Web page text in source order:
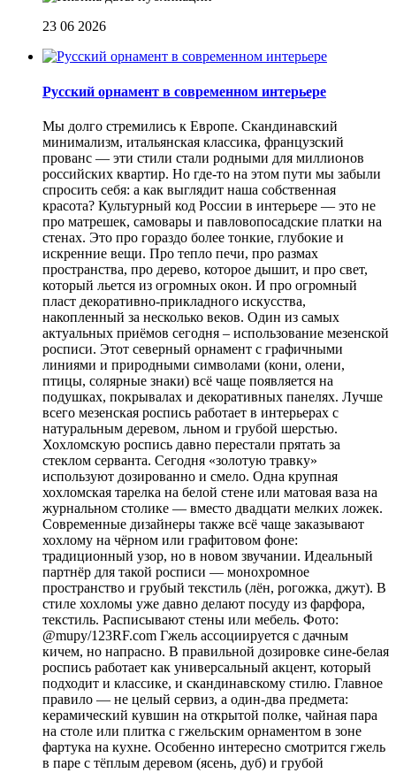
23 06 2026
Русский орнамент в современном интерьере
Мы долго стремились к Европе. Скандинавский
минимализм, итальянская классика, французский
прованс — эти стили стали родными для миллионов
российских квартир. Но где-то на этом пути мы забыли
спросить себя: а как выглядит наша собственная
красота? Культурный код России в интерьере — это не
про матрешек, самовары и павловопосадские платки на
стенах. Это про гораздо более тонкие, глубокие и
искренние вещи. Про тепло печи, про размах
пространства, про дерево, которое дышит, и про свет,
который льется из огромных окон. И про огромный
пласт декоративно-прикладного искусства,
накопленный за несколько веков. Один из самых
актуальных приёмов сегодня – использование мезенской
росписи. Этот северный орнамент с графичными
линиями и природными символами (кони, олени,
птицы, солярные знаки) всё чаще появляется на
подушках, покрывалах и декоративных панелях. Лучше
всего мезенская роспись работает в интерьерах с
натуральным деревом, льном и грубой шерстью.
Хохломскую роспись давно перестали прятать за
стеклом серванта. Сегодня «золотую травку»
используют дозированно и смело. Одна крупная
хохломская тарелка на белой стене или матовая ваза на
журнальном столике — вместо двадцати мелких ложек.
Современные дизайнеры также всё чаще заказывают
хохлому на чёрном или графитовом фоне:
традиционный узор, но в новом звучании. Идеальный
партнёр для такой росписи — монохромное
пространство и грубый текстиль (лён, рогожка, джут). В
стиле хохломы уже давно делают посуду из фарфора,
текстиль. Расписывают стены или мебель. Фото:
@mupy/123RF.com Гжель ассоциируется с дачным
кичем, но напрасно. В правильной дозировке сине-белая
роспись работает как универсальный акцент, который
подходит и классике, и скандинавскому стилю. Главное
правило — не целый сервиз, а один-два предмета:
керамический кувшин на открытой полке, чайная пара
на столе или плитка с гжельским орнаментом в зоне
фартука на кухне. Особенно интересно смотрится гжель
в паре с тёплым деревом (ясень, дуб) и грубой